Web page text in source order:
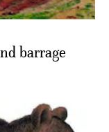
barrage